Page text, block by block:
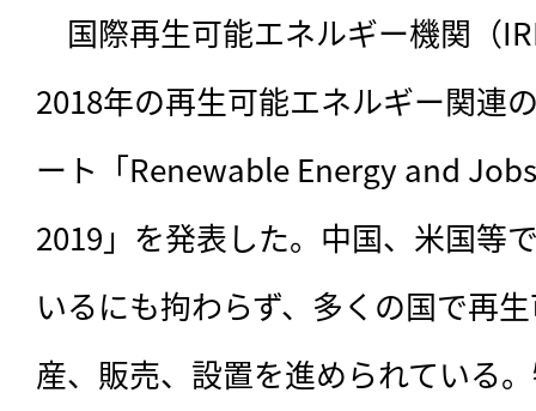
国際再生可能エネルギー機関（
2018年の再生可能エネルギー関連
ート「Renewable Energy and
2019」を発表した。中国、米国等
いるにも拘わらず、多くの国で再
産、販売、設置を進められている